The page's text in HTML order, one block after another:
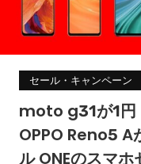
セール・キャンペーン
moto g31が1円
OPPO Reno5 A
ル ONEのスマホ